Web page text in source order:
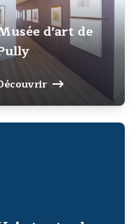
d'art de